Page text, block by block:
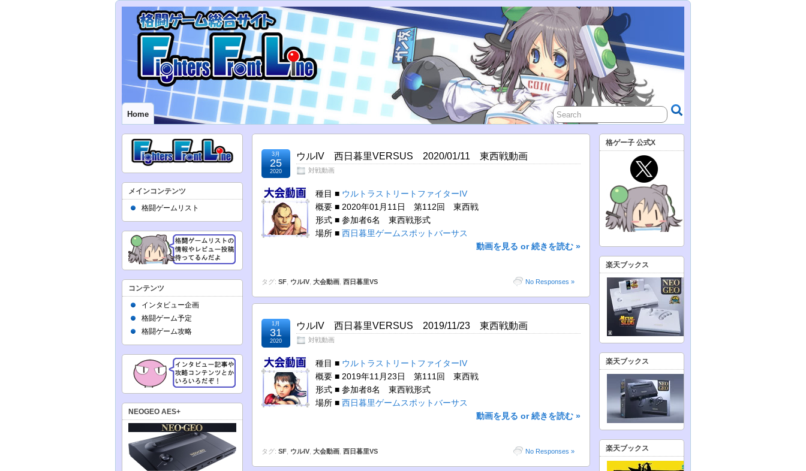
Home
ウルIV 西日暮里VERSUS 2020/01/11 東西戦動画
対戦動画
3月
25
2020
種目 ■ ウルトラストリートファイターIV
概要 ■ 2020年01月11日 第112回 東西戦
形式 ■ 参加者6名 東西戦形式
場所 ■ 西日暮里ゲームスポットバーサス
動画を見る or 続きを読む »
No Responses »
タグ: SF ウルIV 大会動画 西日暮里VS
ウルIV 西日暮里VERSUS 2019/11/23 東西戦動画
対戦動画
1月
31
2020
種目 ■ ウルトラストリートファイターIV
概要 ■ 2019年11月23日 第111回 東西戦
形式 ■ 参加者8名 東西戦形式
場所 ■ 西日暮里ゲームスポットバーサス
動画を見る or 続きを読む »
No Responses »
タグ: SF ウルIV 大会動画 西日暮里VS
メインコンテンツ
格闘ゲームリスト
コンテンツ
インタビュー企画
格闘ゲーム予定
格闘ゲーム攻略
NEOGEO AES+
格ゲー子 公式X
楽天ブックス
楽天ブックス
楽天ブックス